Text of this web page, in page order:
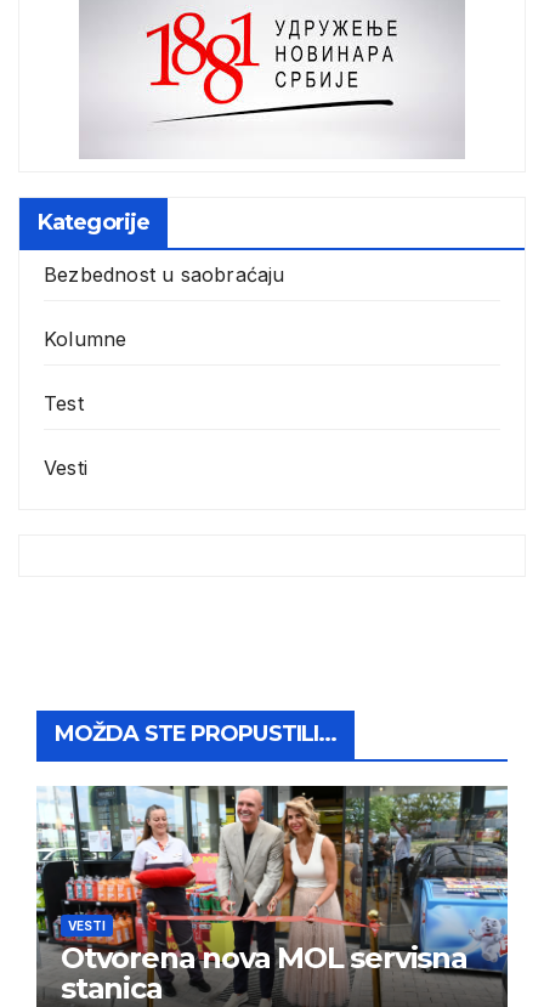
Kategorije
Bezbednost u saobraćaju
Kolumne
Test
Vesti
MOŽDA STE PROPUSTILI...
VESTI
Otvorena nova MOL servisna
stanica